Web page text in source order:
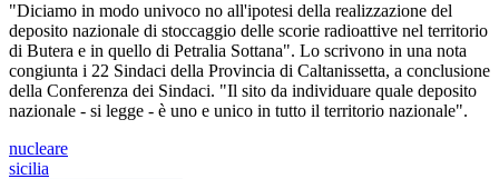
"Diciamo in modo univoco no all'ipotesi della realizzazione del
deposito nazionale di stoccaggio delle scorie radioattive nel territorio
di Butera e in quello di Petralia Sottana". Lo scrivono in una nota
congiunta i 22 Sindaci della Provincia di Caltanissetta, a conclusione
della Conferenza dei Sindaci. "Il sito da individuare quale deposito
nazionale - si legge - è uno e unico in tutto il territorio nazionale".
nucleare
sicilia